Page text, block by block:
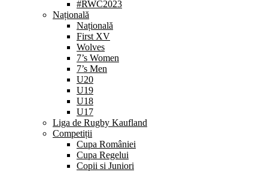
#RWC2023
Națională
Națională
First XV
Wolves
7’s Women
7’s Men
U20
U19
U18
U17
Liga de Rugby Kaufland
Competiții
Cupa României
Cupa Regelui
Copii si Juniori